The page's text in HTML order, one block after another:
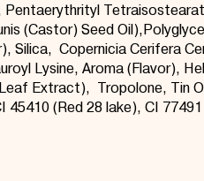
Pentaerythrityl
(Castor) Seed Oil),
Silica, Copernicia Cerifera
Lysine, Aroma (Flavor),
Extract), Tropolone, Tin
45410 (Red 28 lake), CI